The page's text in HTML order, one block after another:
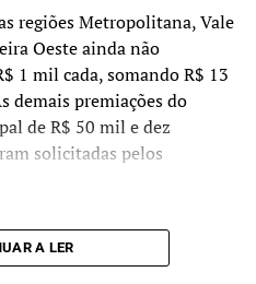
regiões Metropolitana, Vale
Oeste ainda não
1 mil cada, somando R$ 13
demais premiações do
de R$ 50 mil e dez
solicitadas pelos
no programa podem
disponíveis acessando o site
A LER